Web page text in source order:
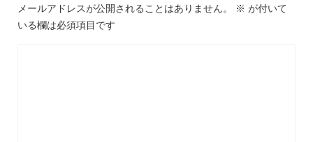
メールアドレスが公開されることはありません。 ※ が付いて
いる欄は必須項目です